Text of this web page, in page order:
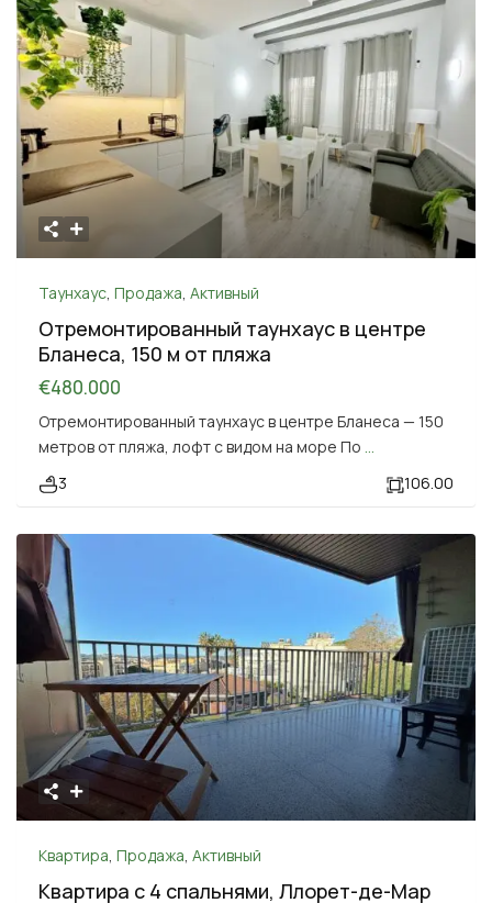
Таунхаус Продажа Активный
Отремонтированный таунхаус в центре
Бланеса, 150 м от пляжа
€480.000
Отремонтированный таунхаус в центре Бланеса — 150
метров от пляжа, лофт с видом на море По
3
106.00
Квартира Продажа Активный
Квартира с 4 спальнями, Ллорет-де-Мар